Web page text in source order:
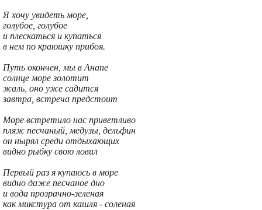
Я хочу увидеть море,
голубое, голубое
и плескаться и купаться
в нем по краюшку прибоя.
Путь окончен, мы в Анапе
солнце море золотит
жаль, оно уже садится
завтра, встреча предстоит
Море встретило нас приветливо
пляж песчаный, медузы, дельфин
он нырял среди отдыхающих
видно рыбку свою ловил
Первый раз я купаюсь в море
видно даже песчаное дно
и вода прозрачно-зеленая
как микстура от кашля - соленая